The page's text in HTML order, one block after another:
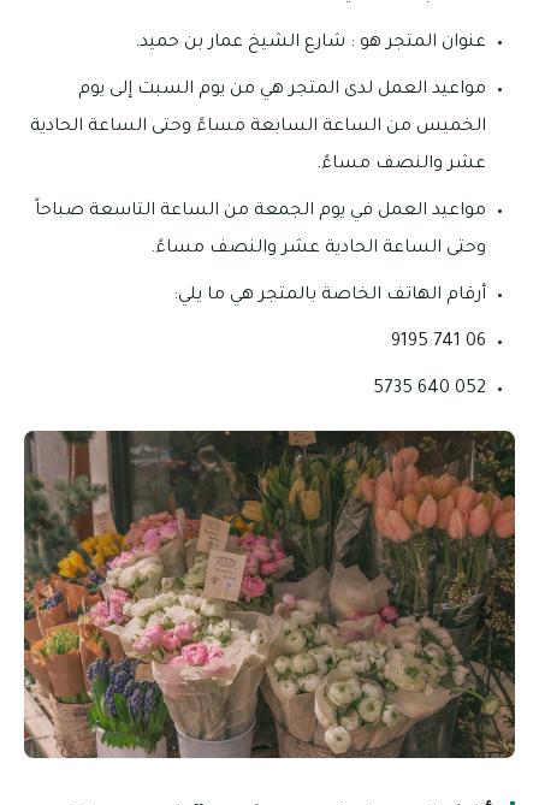
عنوان المتجر هو : شارع الشيخ عمار بن حميد.
مواعيد العمل لدى المتجر هي من يوم السبت إلى يوم
الخميس من الساعة السابعة مساءً وحتى الساعة الحادية
عشر والنصف مساءً.
مواعيد العمل في يوم الجمعة من الساعة التاسعة صباحاً
وحتى الساعة الحادية عشر والنصف مساءً.
أرقام الهاتف الخاصة بالمتجر هي ما يلي:
06 741 9195
052 640 5735